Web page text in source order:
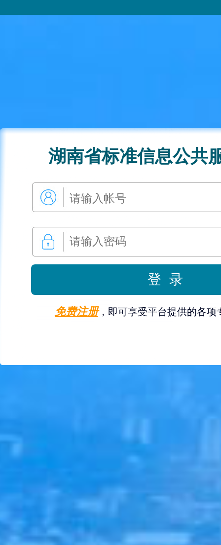
湖南省标准信息公共
免费注册，即可享受平台提供的各项